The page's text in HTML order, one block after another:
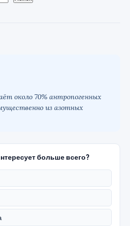
около 70% антропогенных
из азотных
больше всего?